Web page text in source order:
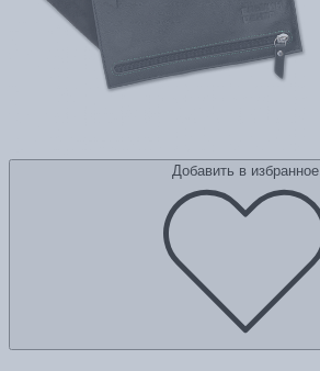
Добавить в избранное